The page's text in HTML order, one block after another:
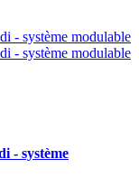
- système